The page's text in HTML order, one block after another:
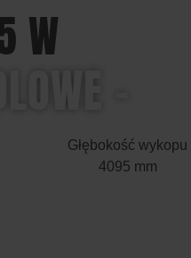
–
W
Głębokość wykopu
4095 mm